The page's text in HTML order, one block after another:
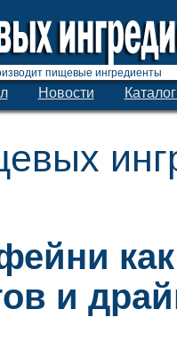
пищевые ингредиенты
Новости
и